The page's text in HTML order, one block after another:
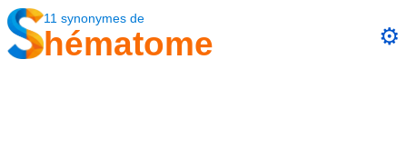
11 synonymes de
hématome ⚙️